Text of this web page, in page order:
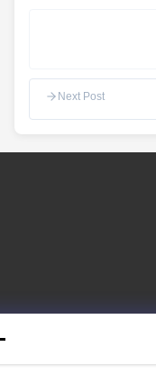
Next Post